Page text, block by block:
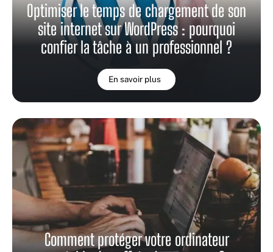
Optimiser le temps de chargement de son
site internet sur WordPress : pourquoi
confier la tâche à un professionnel ?
En savoir plus
Comment protéger votre ordinateur